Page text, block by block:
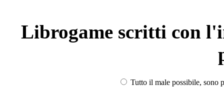
Librogame scritti con
Tutto il male possibile, sono